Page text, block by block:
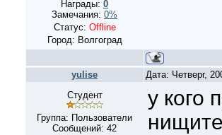
Награды: 0
Замечания: 0%
Статус: Offline
Город: Волгоград
yulise
Дата: Четверг,
Студент
Группа: Пользователи
Сообщений: 42
у кого